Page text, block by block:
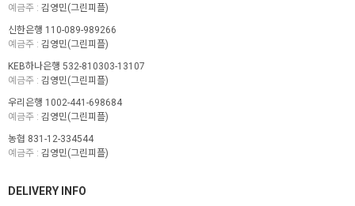
예금주 : 김영민(그린피플)
신한은행 110-089-989266
예금주 : 김영민(그린피플)
KEB하나은행 532-810303-13107
예금주 : 김영민(그린피플)
우리은행 1002-441-698684
예금주 : 김영민(그린피플)
농협 831-12-334544
예금주 : 김영민(그린피플)
DELIVERY INFO